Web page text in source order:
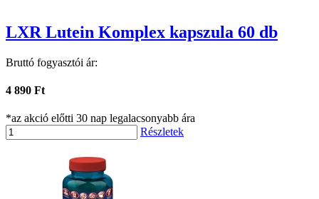
LXR Lutein Komplex kapszula 60 db
Bruttó fogyasztói ár:
4 890 Ft
*az akció előtti 30 nap legalacsonyabb ára
Részletek